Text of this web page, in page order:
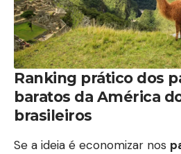
Ranking prático dos
baratos da América
brasileiros
Se a ideia é economizar nos